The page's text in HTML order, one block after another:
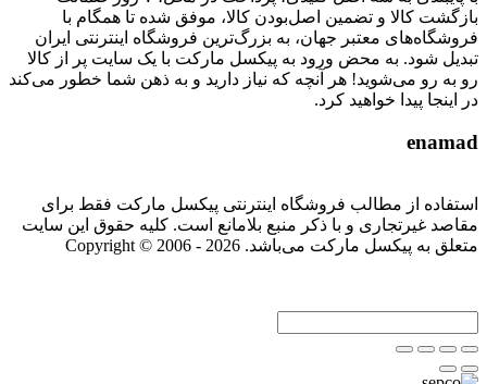
بازگشت کالا و تضمین اصل‌بودن کالا، موفق شده تا همگام با
فروشگاه‌های معتبر جهان، به بزرگ‌ترین فروشگاه اینترنتی ایران
تبدیل شود. به محض ورود به پیکسل مارکت با یک سایت پر از کالا
رو به رو می‌شوید! هر آنچه که نیاز دارید و به ذهن شما خطور می‌کند
در اینجا پیدا خواهید کرد.
enamad
استفاده از مطالب فروشگاه اینترنتی پیکسل مارکت فقط برای
مقاصد غیرتجاری و با ذکر منبع بلامانع است. کلیه حقوق این سایت
متعلق به پیکسل مارکت می‌باشد. Copyright © 2006 - 2026